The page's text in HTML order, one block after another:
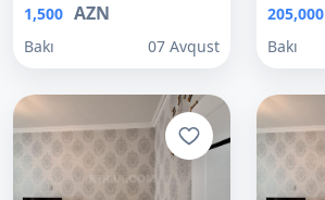
1,500 AZN
Bakı 07 Avqust
205,000
Bakı